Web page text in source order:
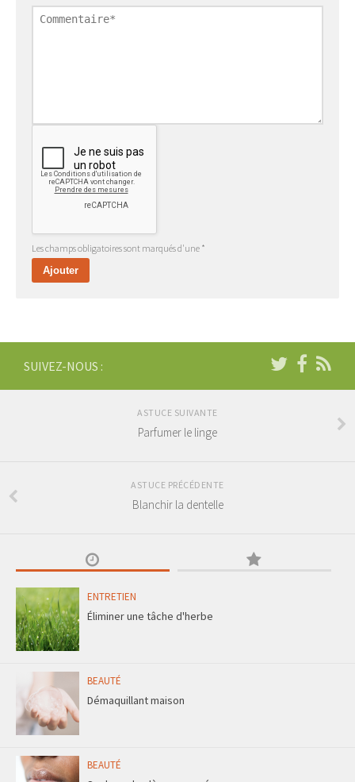
Les champs obligatoires sont marqués d'une *
SUIVEZ-NOUS :
ASTUCE SUIVANTE
Parfumer le linge
ASTUCE PRÉCÉDENTE
Blanchir la dentelle
ENTRETIEN
Éliminer une tâche d'herbe
BEAUTÉ
Démaquillant maison
BEAUTÉ